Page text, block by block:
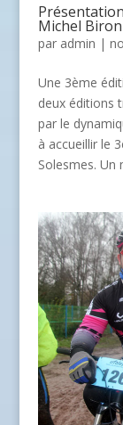
Michel
par admin |
Une 3ème
deux éditions
par le
à accueillir le
Solesmes.